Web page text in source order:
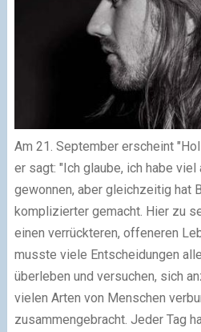
Am 21. September erscheint
er sagt: "Ich glaube, ich habe
gewonnen, aber gleichzeitig hat
komplizierter gemacht. Hier zu
einen verrückteren, offeneren
musste viele Entscheidungen
überleben und versuchen, sich
vielen Arten von Menschen
zusammengebracht. Jeder Tag